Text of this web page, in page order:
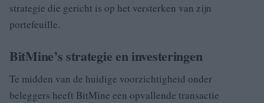
strategie die gericht is op het versterken van zijn
portefeuille.
BitMine’s strategie en investeringen
Te midden van de huidige voorzichtigheid onder
beleggers heeft BitMine een opvallende transactie